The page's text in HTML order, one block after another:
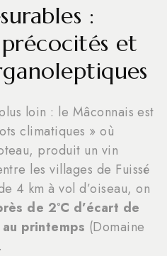
:
et
loin : le Mâconnais est
climatiques » où
produit un vin
les villages de Fuissé
4 km à vol d’oiseau, on
de 2°C d’écart de
printemps (Domaine